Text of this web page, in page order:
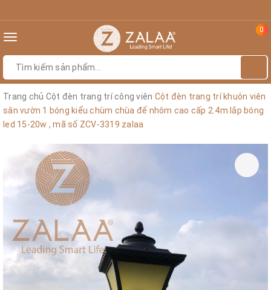
Toggle
0
Trang chủ Cột đèn trang trí công viên Cột đèn trang trí khuôn viên
sân vườn 1 bóng kiểu chùm chùa đế nhôm cao cấp 2.4m lắp bóng
led 15-20w , mã số ZCV-3319 zalaa